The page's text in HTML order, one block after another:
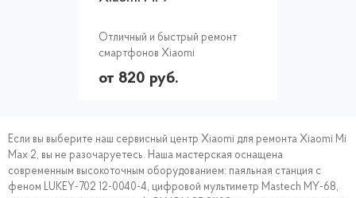
Отличный и быстрый ремонт
смартфонов Xiaomi
от 820 руб.
Если вы выберите наш сервисный центр Xiaomi для ремонта Xiaomi Mi
Max 2, вы не разочаруетесь. Наша мастерская оснащена
современным высокоточным оборудованием: паяльная станция с
феном LUKEY-702 12-0040-4, цифровой мультиметр Mastech MY-68,